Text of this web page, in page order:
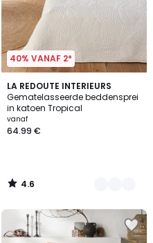
40% VANAF 2*
LA REDOUTE INTERIEURS
Gematelasseerde beddensprei
in katoen Tropical
vanaf
64.99 €
4.6
/ 5
5
Kleuren
4.6
/